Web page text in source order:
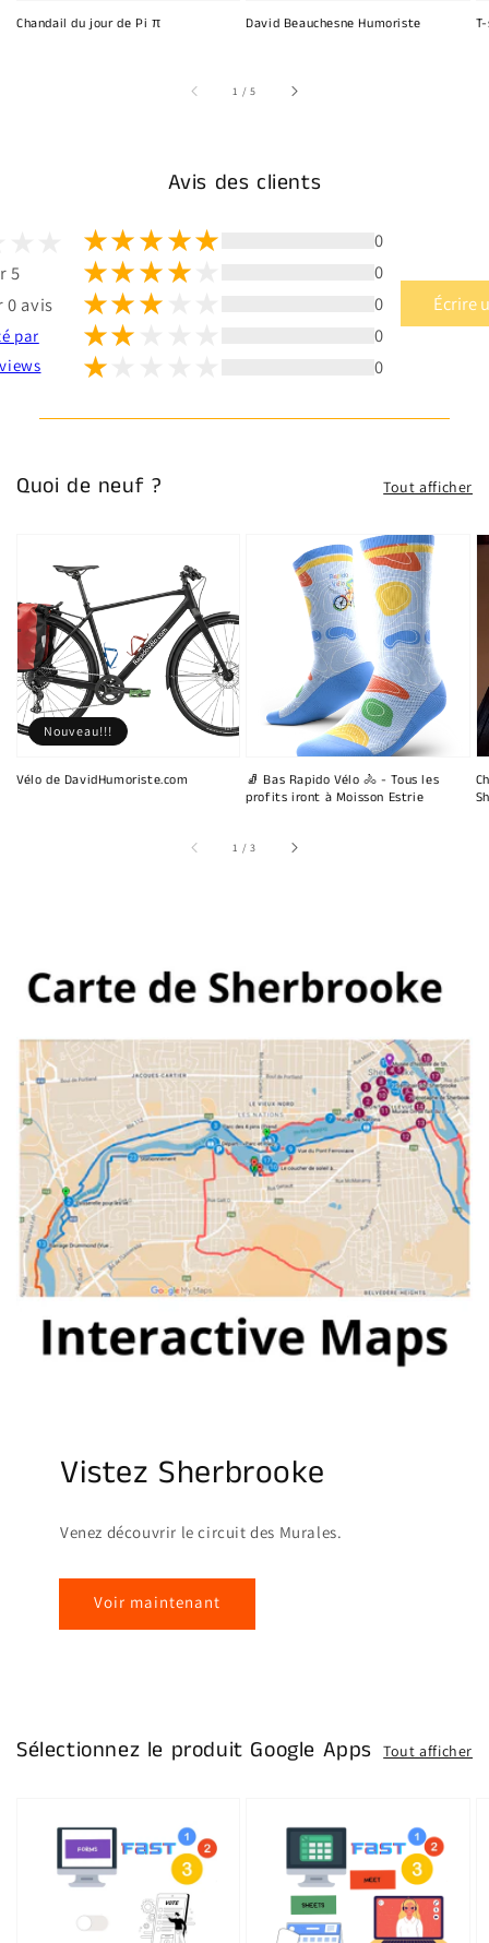
Chandail du jour de Pi π David Beauchesne Humoriste
1 /sur
5
Avis des clients
5
0 avis
par
0
0
0
0
0
Écrire
Quoi de neuf ? Tout afficher
Vélo de DavidHumoriste.com
Nouveau!!!
🧦 Bas Rapido Vélo 🚴 - Tous les
profits iront à Moisson Estrie
1 /sur
3
Vistez Sherbrooke
Venez découvrir le circuit des Murales.
Voir maintenant
Sélectionnez le produit Google Apps Tout afficher